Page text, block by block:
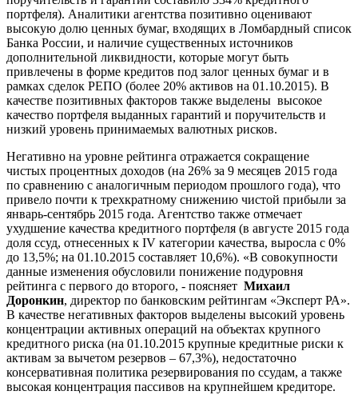
портфеля). Аналитики агентства позитивно оценивают
высокую долю ценных бумаг, входящих в Ломбардный список
Банка России, и наличие существенных источников
дополнительной ликвидности, которые могут быть
привлечены в форме кредитов под залог ценных бумаг и в
рамках сделок РЕПО (более 20% активов на 01.10.2015). В
качестве позитивных факторов также выделены высокое
качество портфеля выданных гарантий и поручительств и
низкий уровень принимаемых валютных рисков.
Негативно на уровне рейтинга отражается сокращение
чистых процентных доходов (на 26% за 9 месяцев 2015 года
по сравнению с аналогичным периодом прошлого года), что
привело почти к трехкратному снижению чистой прибыли за
январь-сентябрь 2015 года. Агентство также отмечает
ухудшение качества кредитного портфеля (в августе 2015 года
доля ссуд, отнесенных к IV категории качества, выросла с 0%
до 13,5%; на 01.10.2015 составляет 10,6%). «В совокупности
данные изменения обусловили понижение подуровня
рейтинга с первого до второго, - поясняет Михаил
Доронкин, директор по банковским рейтингам «Эксперт РА».
В качестве негативных факторов выделены высокий уровень
концентрации активных операций на объектах крупного
кредитного риска (на 01.10.2015 крупные кредитные риски к
активам за вычетом резервов – 67,3%), недостаточно
консервативная политика резервирования по ссудам, а также
высокая концентрация пассивов на крупнейшем кредиторе.